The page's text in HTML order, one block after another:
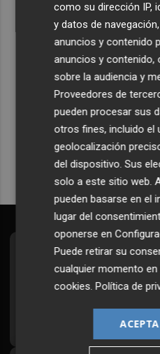
Recibe toda
Plaza
Quiero
Todos los días a
como su dirección IP,
y datos de
anuncios y contenido
anuncios y contenido,
sobre la audiencia y
Proveedores de
pueden procesar sus
otros fines, incluido el
geolocalización
del dispositivo. Sus
solo a este sitio web.
pueden basarse en el
lugar del
oponerse en
Puede retirar su
cualquier momento en
cookies.Política de